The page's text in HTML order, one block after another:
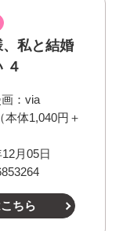
私と結婚
４
： via
本体1,040円＋
月05日
ちら